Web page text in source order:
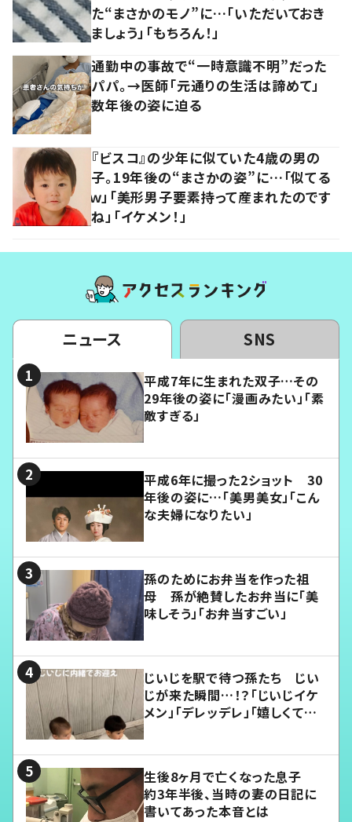
た“まさかのモノ”に…「いただいておき
ましょう」「もちろん！」
通勤中の事故で“一時意識不明”だった
パパ。→医師「元通りの生活は諦めて」
数年後の姿に迫る
『ビスコ』の少年に似ていた4歳の男の
子。19年後の“まさかの姿”に…「似てる
ｗ」「美形男子要素持って産まれたのです
ね」「イケメン！」
ニュース SNS
平成7年に生まれた双子…その
29年後の姿に「漫画みたい」「素
敵すぎる」
平成6年に撮った2ショット 30
年後の姿に…「美男美女」「こん
な夫婦になりたい」
孫のためにお弁当を作った祖
母 孫が絶賛したお弁当に「美
味しそう」「お弁当すごい」
じいじを駅で待つ孫たち じい
じが来た瞬間…！？「じいじイケ
メン」「デレッデレ」「嬉しくて可
生後8ヶ月で亡くなった息子
約3年半後、当時の妻の日記に
書いてあった本音とは